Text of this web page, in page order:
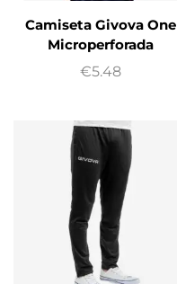
Camiseta Givova One
Microperforada
€5.48